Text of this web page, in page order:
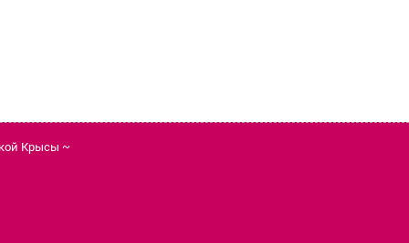
Крысы ~